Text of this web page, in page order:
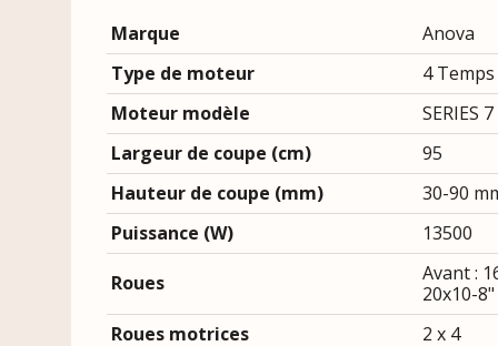
Marque Anova
Type de moteur
4 Temps
Moteur modèle
SERIES
Largeur de coupe (cm)
95
Hauteur de coupe (mm)
30-90
Puissance (W)
13500
Roues
Avant :
20x10-8"
Roues motrices 2 x 4